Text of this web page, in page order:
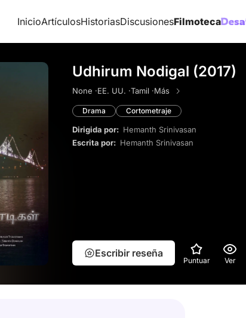
InicioArtículosHistoriasDiscusionesFilmoteca
Udhirum Nodigal (2017)
None ·EE. UU. ·Tamil ·Más
Drama Cortometraje
Dirigida por: Hemanth Srinivasan
Escrita por: Hemanth Srinivasan
Escribir reseña
Puntuar Ver